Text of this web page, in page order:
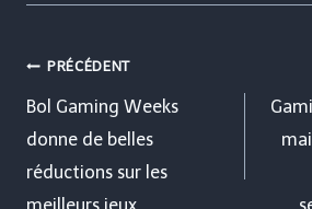
Navigation
de
l’article
PRÉCÉDENT
Bol Gaming Weeks
donne de belles
réductions sur les